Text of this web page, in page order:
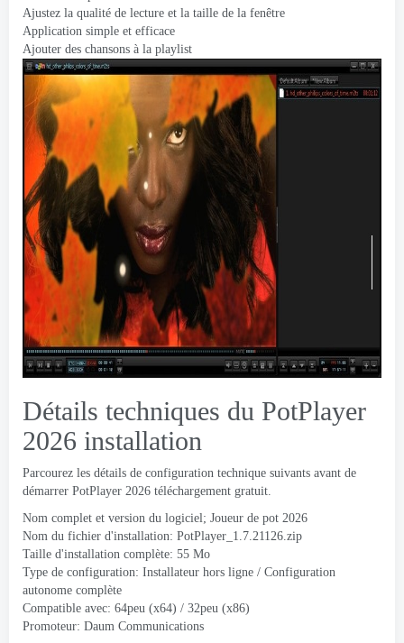
Ajustez la qualité de lecture et la taille de la fenêtre
Application simple et efficace
Ajouter des chansons à la playlist
Détails techniques du PotPlayer
2026 installation
Parcourez les détails de configuration technique suivants avant de
démarrer PotPlayer 2026 téléchargement gratuit.
Nom complet et version du logiciel; Joueur de pot 2026
Nom du fichier d'installation: PotPlayer_1.7.21126.zip
Taille d'installation complète: 55 Mo
Type de configuration: Installateur hors ligne / Configuration
autonome complète
Compatible avec: 64peu (x64) / 32peu (x86)
Promoteur: Daum Communications